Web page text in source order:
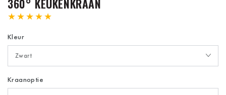
360° KEUKENKRAAN
Kleur
Kraanoptie